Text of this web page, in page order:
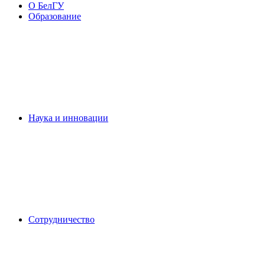
О БелГУ
Образование
Наука и инновации
Сотрудничество